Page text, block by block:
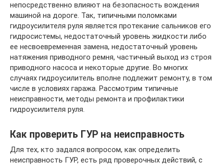
непосредственно влияют на безопасность вождения
машиной на дороге. Так, типичными поломками
гидроусилителя руля является протекание сальников его
гидросистемы, недостаточный уровень жидкости либо
ее несвоевременная замена, недостаточный уровень
натяжения приводного ремня, частичный выход из строя
приводного насоса и некоторые другие. Во многих
случаях гидроусилитель вполне подлежит ремонту, в том
числе в условиях гаража. Рассмотрим типичные
неисправности, методы ремонта и профилактики
гидроусилителя руля.
Как проверить ГУР на неисправность
Для тех, кто задался вопросом, как определить
неисправность ГУР, есть ряд проверочных действий, с